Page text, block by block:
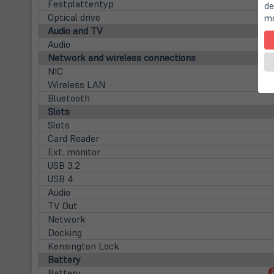
Festplattentyp
Optical drive
Audio and TV
Audio
Network and wireless connections
NIC
Wireless LAN
Bluetooth
Slots
Slots
Card Reader
Ext. monitor
USB 3.2
USB 4
Audio
TV Out
Network
Docking
Kensington Lock
Battery